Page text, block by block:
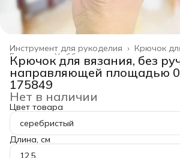
Крючок
Инструмент для рукоделия ›
Хобби и творчество ›
Главная
Крючок для вязания, без
направляющей площадью
175849
Нет в наличии
Цвет товара
серебристый
Длина, см
12.5